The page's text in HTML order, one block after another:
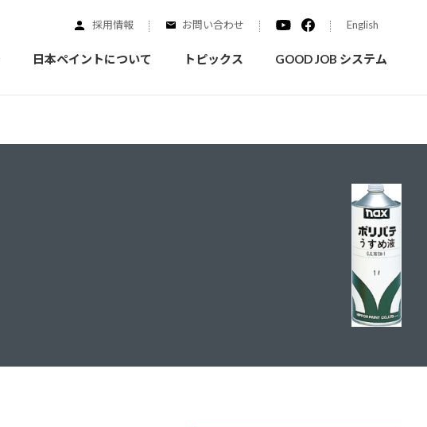
採用情報 お問い合わせ English
実際にどんな場所に塗られてるのか見てみましょう
日本ペイントについて トピックス GOOD JOB システム